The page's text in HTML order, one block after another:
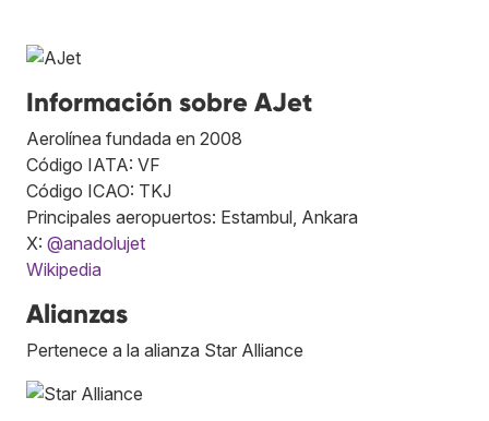
Información sobre AJet
Aerolínea fundada en 2008
Código IATA: VF
Código ICAO: TKJ
Principales aeropuertos: Estambul, Ankara
X: @anadolujet
Wikipedia
Alianzas
Pertenece a la alianza Star Alliance